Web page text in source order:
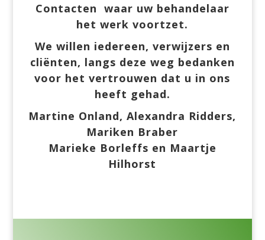
Contacten waar uw behandelaar
het werk voortzet.
We willen iedereen, verwijzers en
cliënten, langs deze weg bedanken
voor het vertrouwen dat u in ons
heeft gehad.
Martine Onland, Alexandra Ridders,
Mariken Braber
Marieke Borleffs en Maartje
Hilhorst